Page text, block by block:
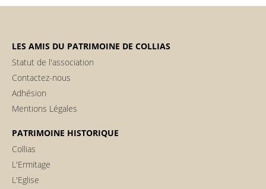
LES AMIS DU PATRIMOINE DE COLLIAS
Statut de l'association
Contactez-nous
Adhésion
Mentions Légales
PATRIMOINE HISTORIQUE
Collias
L'Ermitage
L'Eglise